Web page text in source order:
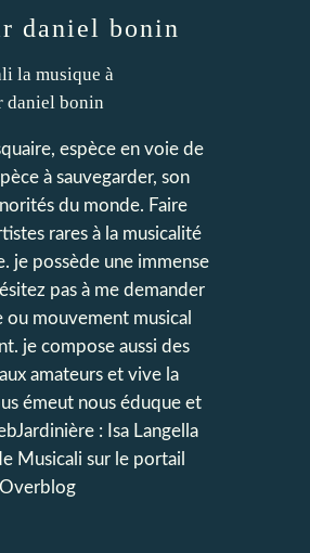
daniel bonin
espèce en voie de
à sauvegarder, son
du monde. Faire
rares à la musicalité
je possède une immense
pas à me demander
mouvement musical
je compose aussi des
amateurs et vive la
émeut nous éduque et
: Isa Langella
Musicali sur le portail
Overblog